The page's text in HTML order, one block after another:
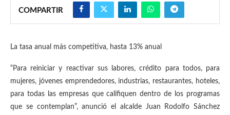
COMPARTIR
La tasa anual más competitiva, hasta 13% anual
“Para reiniciar y reactivar sus labores, crédito para todos, para
mujeres, jóvenes emprendedores, industrias, restaurantes, hoteles,
para todas las empresas que califiquen dentro de los programas
que se contemplan”, anunció el alcalde Juan Rodolfo Sánchez